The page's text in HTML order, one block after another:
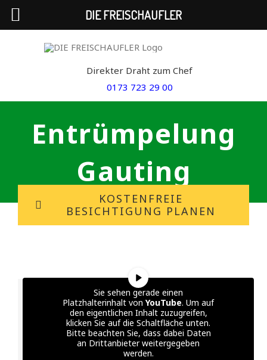
Direkter Draht zum Chef
0173 723 29 00
Entrümpelung
Gauting
KOSTENFREIE
BESICHTIGUNG PLANEN
Sie sehen gerade einen
Platzhalterinhalt von YouTube. Um auf
den eigentlichen Inhalt zuzugreifen,
klicken Sie auf die Schaltfläche unten.
Bitte beachten Sie, dass dabei Daten
an Drittanbieter weitergegeben
werden.
DIE FREISCHAUFLER